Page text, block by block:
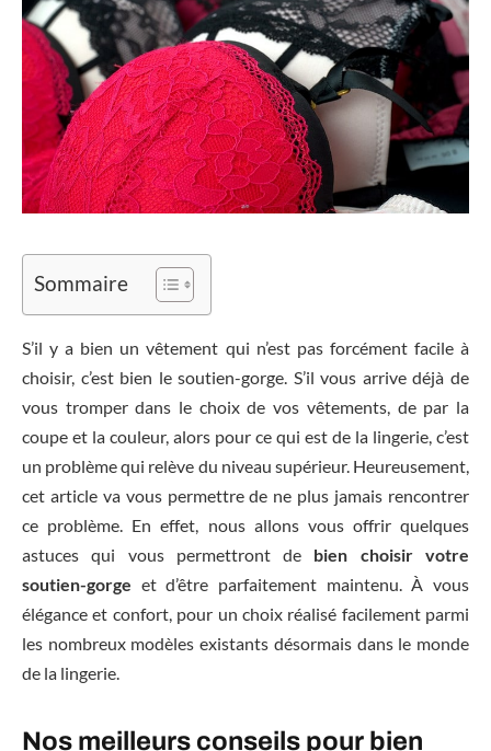
Sommaire
S’il y a bien un vêtement qui n’est pas forcément facile à
choisir, c’est bien le soutien-gorge. S’il vous arrive déjà de
vous tromper dans le choix de vos vêtements, de par la
coupe et la couleur, alors pour ce qui est de la lingerie, c’est
un problème qui relève du niveau supérieur. Heureusement,
cet article va vous permettre de ne plus jamais rencontrer
ce problème. En effet, nous allons vous offrir quelques
astuces qui vous permettront de bien choisir votre
soutien-gorge et d’être parfaitement maintenu. À vous
élégance et confort, pour un choix réalisé facilement parmi
les nombreux modèles existants désormais dans le monde
de la lingerie.
Nos meilleurs conseils pour bien